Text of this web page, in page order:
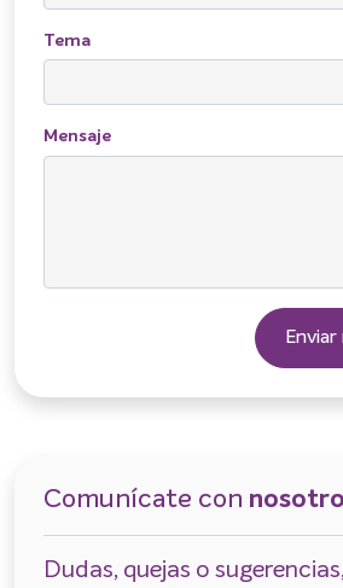
Comunícate con
Dudas, quejas o
Tema
Mensaje
Enviar